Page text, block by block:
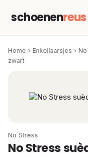
schoenenreus
Home › Enkellaarsjes ›
zwart
No Stress
No Stress